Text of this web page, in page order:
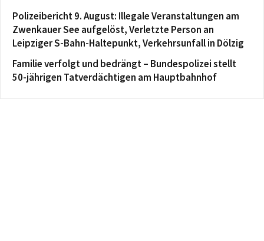
Polizeibericht 9. August: Illegale Veranstaltungen am
Zwenkauer See aufgelöst, Verletzte Person an
Leipziger S-Bahn-Haltepunkt, Verkehrsunfall in Dölzig
Familie verfolgt und bedrängt – Bundespolizei stellt
50-jährigen Tatverdächtigen am Hauptbahnhof